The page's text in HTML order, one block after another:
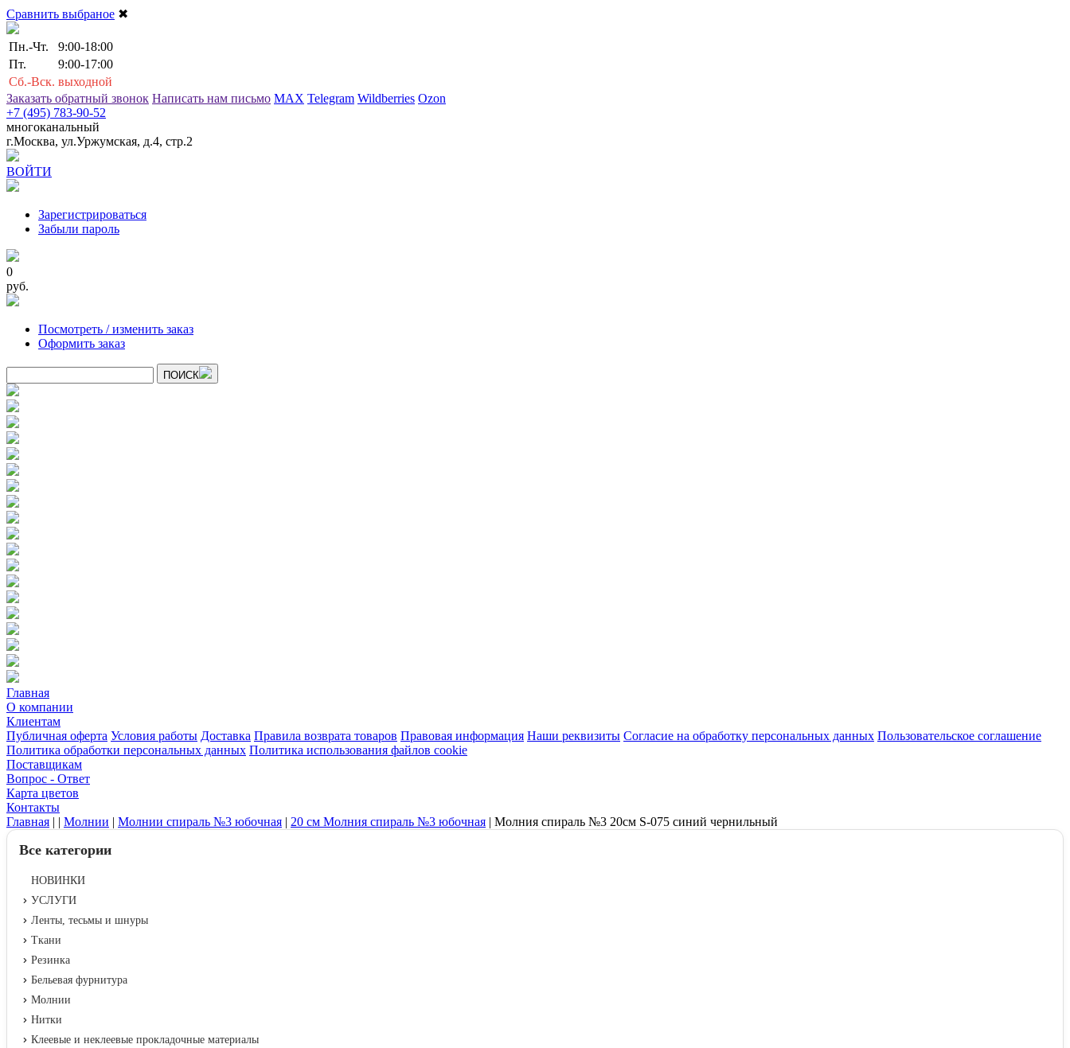
Сравнить выбраное ✖
Пн.-Чт.
9:00-18:00
Пт.
9:00-17:00
Сб.-Вск. выходной
Заказать обратный звонок Написать нам письмо MAX Telegram Wildberries Ozon
+7 (495) 783-90-52
многоканальный
г.Москва, ул.Уржумская, д.4, стр.2
ВОЙТИ
Зарегистрироваться
Забыли пароль
0
руб.
Посмотреть / изменить заказ
Оформить заказ
ПОИСК
Главная
О компании
Клиентам
Публичная оферта Условия работы Доставка Правила возврата товаров Правовая информация Наши реквизиты Согласие на обработку персональных данных Пользовательское соглашение
Политика обработки персональных данных Политика использования файлов cookie
Поставщикам
Вопрос - Ответ
Карта цветов
Контакты
Главная | | Молнии | Молнии спираль №3 юбочная | 20 см Молния спираль №3 юбочная | Молния спираль №3 20см S-075 синий чернильный
Все категории
НОВИНКИ
УСЛУГИ
Ленты, тесьмы и шнуры
Ткани
Резинка
Бельевая фурнитура
Молнии
Нитки
Клеевые и неклеевые прокладочные материалы